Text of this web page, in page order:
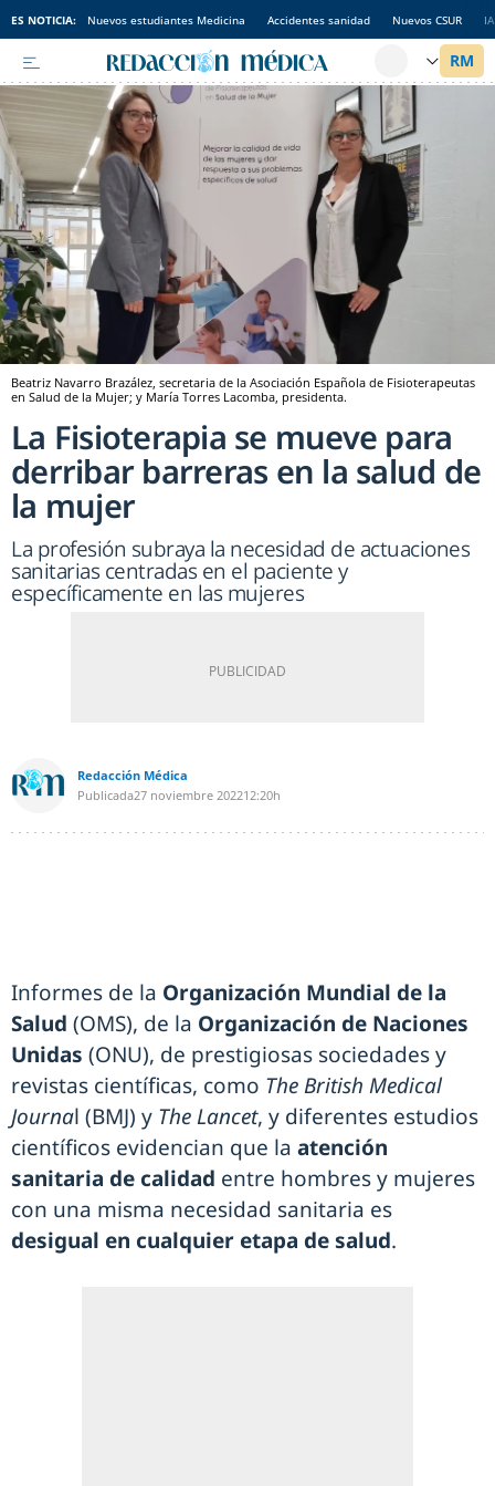
ES NOTICIA: Nuevos estudiantes Medicina Accidentes sanidad Nuevos CSUR
Beatriz Navarro Brazález, secretaria de la Asociación Española de Fisioterapeutas
en Salud de la Mujer; y María Torres Lacomba, presidenta.
La Fisioterapia se mueve para
derribar barreras en la salud de
la mujer
La profesión subraya la necesidad de actuaciones
sanitarias centradas en el paciente y
específicamente en las mujeres
Redacción Médica
Publicada27 noviembre 202212:20h
Informes de la Organización Mundial de la
Salud (OMS), de la Organización de Naciones
Unidas (ONU), de prestigiosas sociedades y
revistas científicas, como The British Medical
Journal (BMJ) y The Lancet, y diferentes estudios
científicos evidencian que la atención
sanitaria de calidad entre hombres y mujeres
con una misma necesidad sanitaria es
desigual en cualquier etapa de salud.